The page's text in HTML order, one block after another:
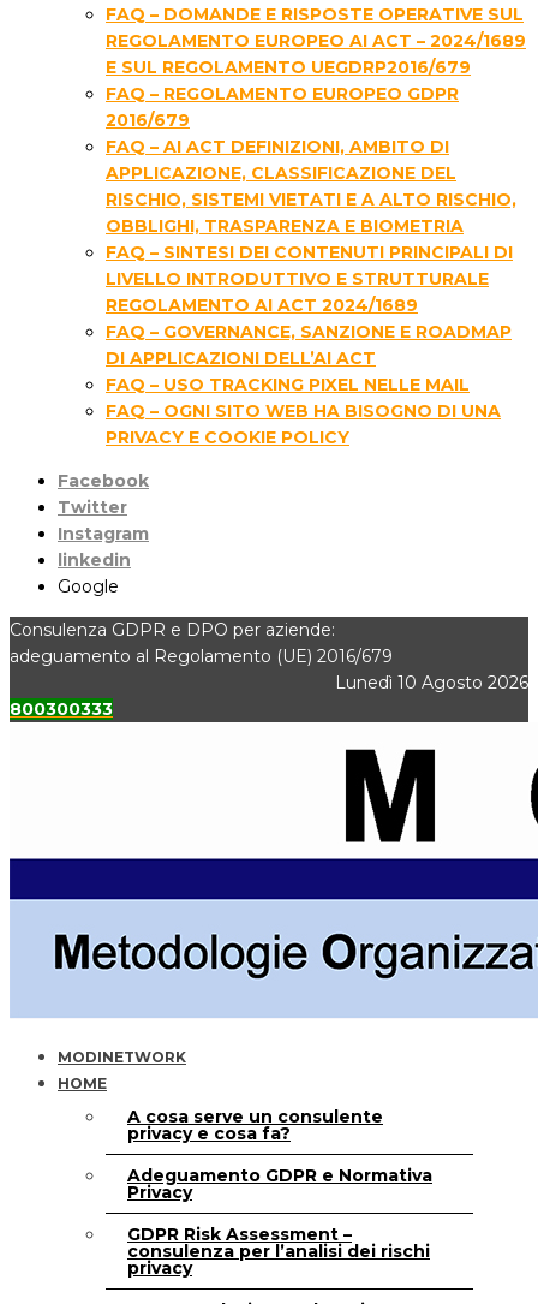
FAQ – DOMANDE E RISPOSTE OPERATIVE SUL
REGOLAMENTO EUROPEO AI ACT – 2024/1689
E SUL REGOLAMENTO UEGDRP2016/679
FAQ – REGOLAMENTO EUROPEO GDPR
2016/679
FAQ – AI ACT DEFINIZIONI, AMBITO DI
APPLICAZIONE, CLASSIFICAZIONE DEL
RISCHIO, SISTEMI VIETATI E A ALTO RISCHIO,
OBBLIGHI, TRASPARENZA E BIOMETRIA
FAQ – SINTESI DEI CONTENUTI PRINCIPALI DI
LIVELLO INTRODUTTIVO E STRUTTURALE
REGOLAMENTO AI ACT 2024/1689
FAQ – GOVERNANCE, SANZIONE E ROADMAP
DI APPLICAZIONI DELL’AI ACT
FAQ – USO TRACKING PIXEL NELLE MAIL
FAQ – OGNI SITO WEB HA BISOGNO DI UNA
PRIVACY E COOKIE POLICY
Facebook
Twitter
Instagram
linkedin
Google
Consulenza GDPR e DPO per aziende:
adeguamento al Regolamento (UE) 2016/679
Lunedì 10 Agosto 2026
800300333
MODINETWORK
HOME
A cosa serve un consulente
privacy e cosa fa?
Adeguamento GDPR e Normativa
Privacy
GDPR Risk Assessment –
consulenza per l’analisi dei rischi
privacy